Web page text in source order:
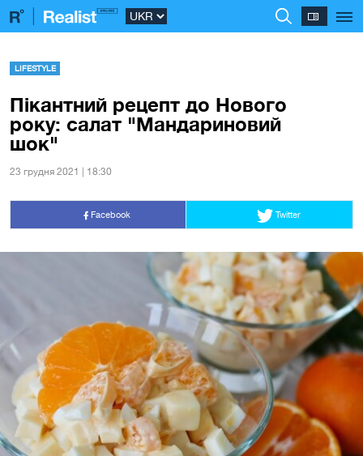
LIFESTYLE
Пікантний рецепт до Нового
року: салат "Мандариновий
шок"
23 грудня 2021 | 18:30
Facebook Twitter